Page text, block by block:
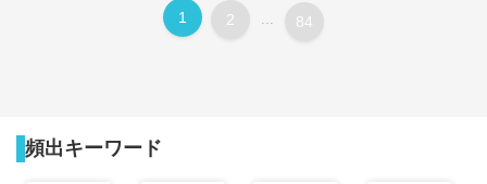
1 2 ... 84
頻出キーワード